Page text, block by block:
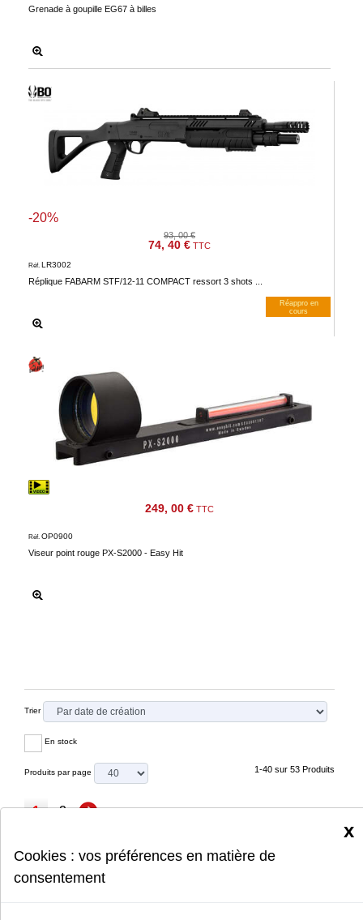
Grenade à goupille EG67 à billes
93, 00 €
74, 40 € TTC
-20%
Réplique FABARM STF/12-11 COMPACT ressort 3 shots ...
Réf. LR3002
Réappro en
cours
249, 00 € TTC
Viseur point rouge PX-S2000 - Easy Hit
Réf. OP0900
Trier
En stock
Produits par page 1-40 sur 53 Produits
1 2
Prix hors mise en conformité ou intervention de votre revendeur.
Cookies : vos préférences en matière de
consentement
x